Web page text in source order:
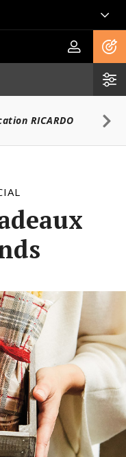
RICARDO